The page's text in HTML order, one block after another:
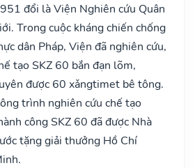
đổi là Viện Nghiên cứu Quân
Trong cuộc kháng chiến chống
dân Pháp, Viện đã nghiên cứu,
tạo SKZ 60 bắn đạn lõm,
được 60 xǎngtimet bê tông.
trình nghiên cứu chế tạo
công SKZ 60 đã được Nhà
tặng giải thưởng Hồ Chí